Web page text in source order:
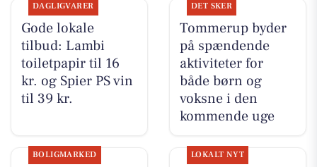
DAGLIGVARER
Gode lokale
tilbud: Lambi
toiletpapir til 16
kr. og Spier PS vin
til 39 kr.
DET SKER
Tommerup byder
på spændende
aktiviteter for
både børn og
voksne i den
kommende uge
BOLIGMARKED LOKALT NYT